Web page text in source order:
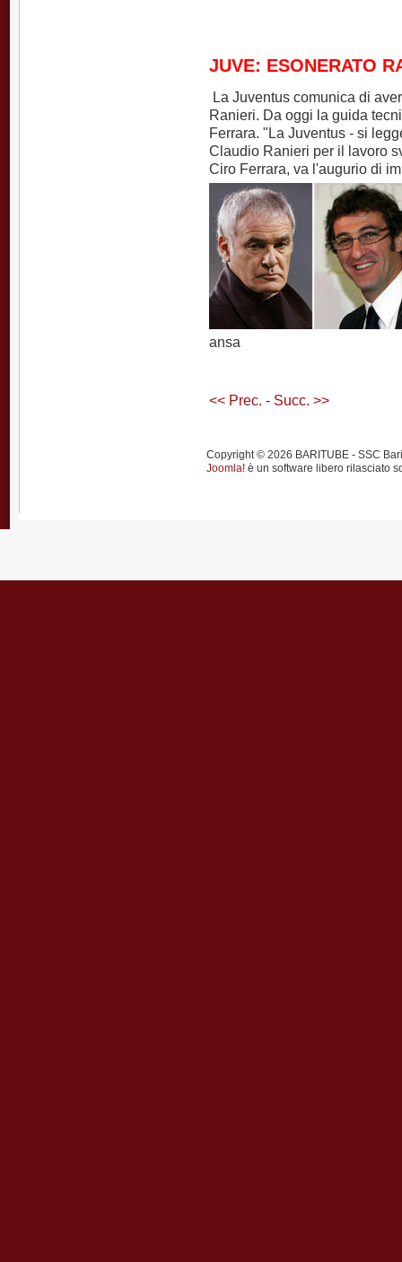
JUVE: ESONERATO
La Juventus comunica di
Ranieri. Da oggi la guida
Ferrara. "La Juventus - si
Claudio Ranieri per il lavoro
Ciro Ferrara, va l'augurio di
ansa
<< Prec. - Succ. >>
Copyright © 2026 BARITUBE - SSC
Joomla! è un software libero rilasciato